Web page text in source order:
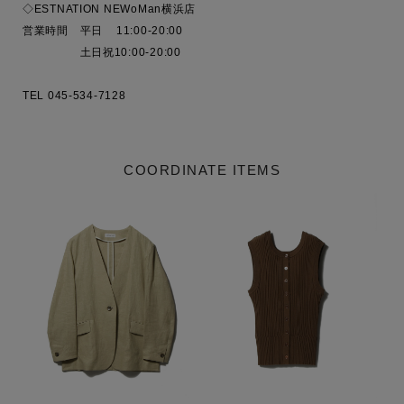
◇ESTNATION NEWoMan横浜店
営業時間　平日    11:00-20:00
土日祝10:00-20:00
COORDINATE ITEMS